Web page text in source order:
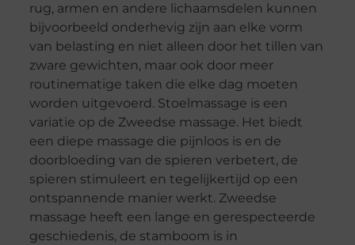
rug, armen en andere lichaamsdelen kunnen
bijvoorbeeld onderhevig zijn aan elke vorm
van belasting en niet alleen door het tillen van
zware gewichten, maar ook door meer
routinematige taken die elke dag moeten
worden uitgevoerd. Stoelmassage is een
variatie op de Zweedse massage. Het biedt
een diepe massage die pijnloos is en de
doorbloeding van de spieren verbetert, de
spieren stimuleert en tegelijkertijd op een
ontspannende manier werkt. Zweedse
massage heeft een lange en gerespecteerde
geschiedenis, de stamboom is in